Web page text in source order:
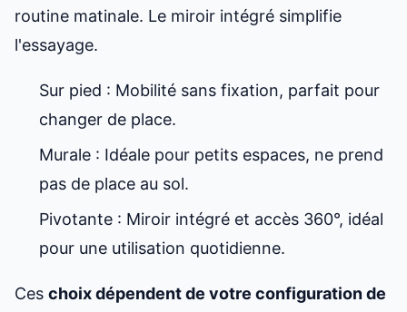
routine matinale. Le miroir intégré simplifie
l'essayage.
Sur pied : Mobilité sans fixation, parfait pour
changer de place.
Murale : Idéale pour petits espaces, ne prend
pas de place au sol.
Pivotante : Miroir intégré et accès 360°, idéal
pour une utilisation quotidienne.
Ces choix dépendent de votre configuration de